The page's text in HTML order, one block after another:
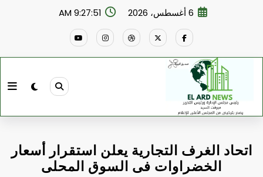
6 أغسطس، 2026 9:27:51 AM
اتحاد الغرف التجارية يعلن استقرار أسعار
الخضراوات فى السوق المحلى